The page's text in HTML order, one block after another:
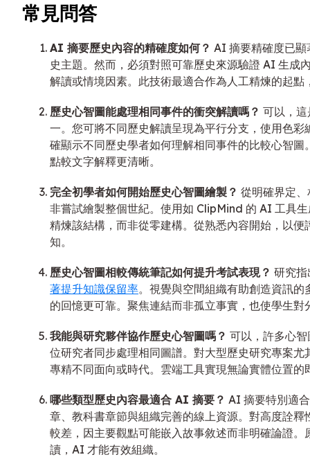
常見問答
AI 摘要歷史內容的精確度如何？ AI 摘要精確度已顯
史主題。然而，必須對照可靠歷史來源驗證 AI 生成
解讀或情境因素。此技術最適合作為人工精煉的起
歷史心智圖能處理相同事件的衝突解讀嗎？ 可以，
一。您可將不同歷史解讀呈現為平行分支，使用色
確顯示不同歷史學者如何理解相同事件的比較心智
點較文字解釋更清晰。
完全初學者如何開始歷史心智圖繪製？ 從明確界定
非嘗試繪製整個世紀。使用如 ClipMind 的 AI 工具
精煉該結構，而非從零建構。從熟悉內容開始，以便
知。
歷史心智圖相較傳統筆記如何提升考試表現？ 研究
著提升知識保留率。視覺與空間組織有助創造資訊
的回憶更可靠。聚焦連結而非孤立事實，也使學生對
我能與研究夥伴協作歷史心智圖嗎？ 可以，許多心
位研究者同步處理相同圖譜。對大型歷史研究專案
專精不同面向或時代。雲端工具實現無論實體位置的
哪些類型歷史內容最適合 AI 摘要？ AI 摘要特別適
章、教科書章節與組織完善的線上資源。對高度詮
較差，因主要觀點可能嵌入故事敘述而非明確論證
讀，AI 才能有效組織。